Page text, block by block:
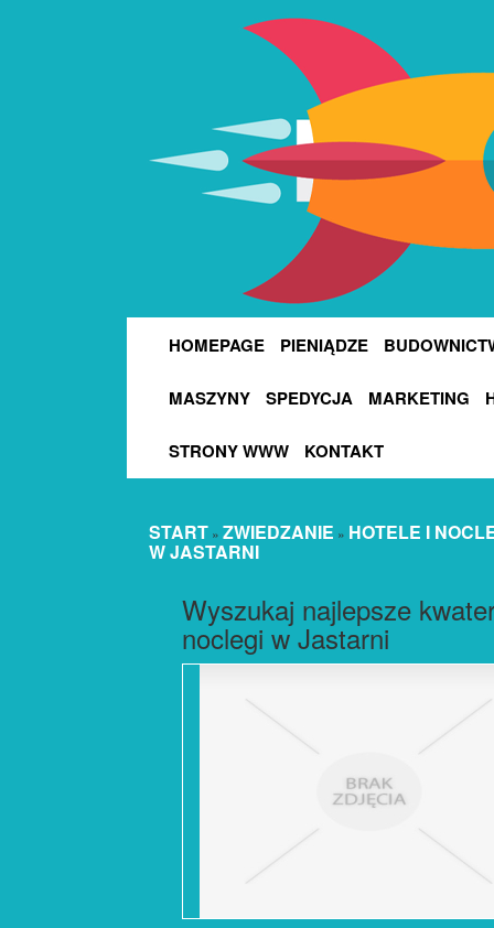
HOMEPAGE PIENIĄDZE
MASZYNY SPEDYCJA MARKETING
STRONY WWW KONTAKT
START » ZWIEDZANIE » HOTELE I
W JASTARNI
Wyszukaj najlepsze
noclegi w Jastarni